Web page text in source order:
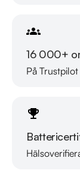
tester går till.
https://
Telefontider:
Måndag -
Besökstider i
16 000+
På Trustpilot
Läs mer